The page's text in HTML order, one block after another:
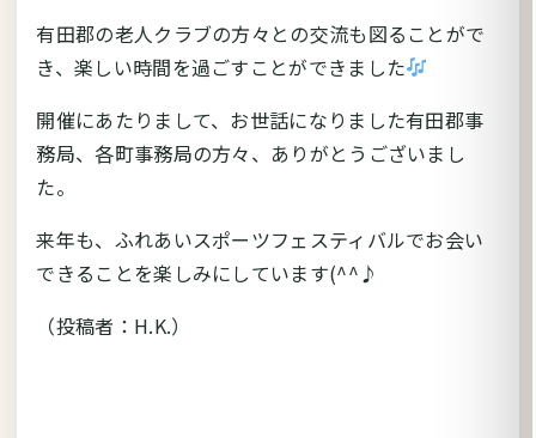
有田郡の老人クラブの方々との交流も図ることがで
き、楽しい時間を過ごすことができました
開催にあたりまして、お世話になりました有田郡事
務局、各町事務局の方々、ありがとうございまし
た。
来年も、ふれあいスポーツフェスティバルでお会い
できることを楽しみにしています(^^♪
（投稿者：H.K.）